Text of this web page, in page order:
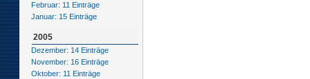
Februar: 11 Einträge
Januar: 15 Einträge
2005
Dezember: 14 Einträge
November: 16 Einträge
Oktober: 11 Einträge